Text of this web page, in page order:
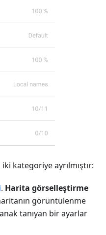
kategoriye ayrılmıştır:
. Harita görselleştirme
görüntülenme
tanıyan bir ayarlar